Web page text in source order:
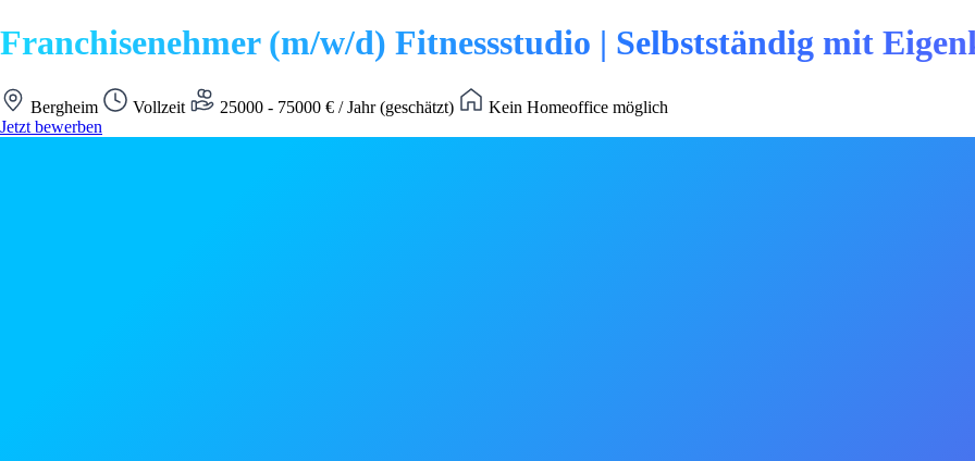
Franchisenehmer (m/w/d) Fitnessstudio | Selbstständig mit
Bergheim Vollzeit 25000 - 75000 € / Jahr (geschätzt)
Kein Homeoffice möglich
Jetzt bewerben